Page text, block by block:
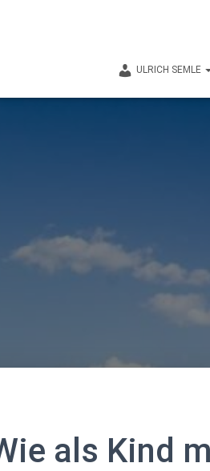
ULRICH SEMLE
als Kind